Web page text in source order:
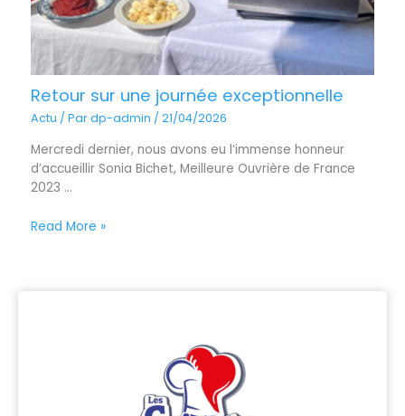
Retour sur une journée exceptionnelle
Actu / Pardp-admin /21/04/2026
Mercredi dernier, nous avons eu l’immense honneur
d’accueillir Sonia Bichet, Meilleure Ouvrière de France
2023 ...
Read More »